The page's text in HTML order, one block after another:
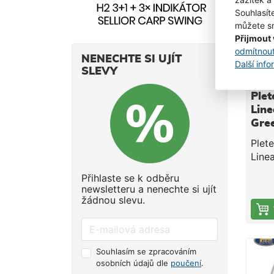
můžete
Přijmout
Další
NENECHTE SI UJÍT
SLEVY
Přihlaste se k odběru
newsletteru a nenechte si ujít
žádnou slevu.
Souhlasím se zpracováním
osobních údajů dle poučení.
při